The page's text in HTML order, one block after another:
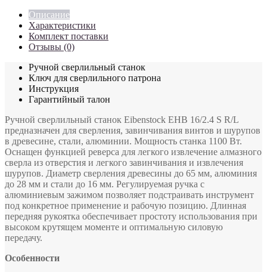
Описание
Характеристики
Комплект поставки
Отзывы (0)
Ручной сверлильный станок
Ключ для сверлильного патрона
Инструкция
Гарантийный талон
Ручной сверлильный станок Eibenstock EHB 16/2.4 S R/L
предназначен для сверления, завинчивания винтов и шурупов
в древесине, стали, алюминии. Мощность станка 1100 Вт.
Оснащен функцией реверса для легкого извлечение алмазного
сверла из отверстия и легкого завинчивания и извлечения
шурупов. Диаметр сверления древесины до 65 мм, алюминия
до 28 мм и стали до 16 мм. Регулируемая ручка с
алюминиевым зажимом позволяет подстраивать инструмент
под конкретное применение и рабочую позицию. Длинная
передняя рукоятка обеспечивает простоту использования при
высоком крутящем моменте и оптимальную силовую
передачу.
Особенности